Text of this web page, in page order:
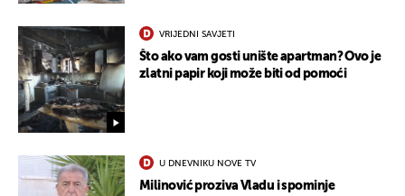
VRIJEDNI SAVJETI
Što ako vam gosti unište apartman? Ovo je
zlatni papir koji može biti od pomoći
U DNEVNIKU NOVE TV
Milinović proziva Vladu i spominje